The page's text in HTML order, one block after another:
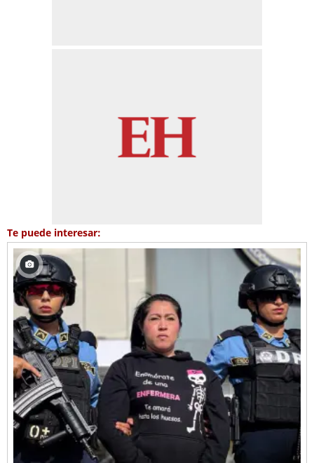
Te puede interesar: